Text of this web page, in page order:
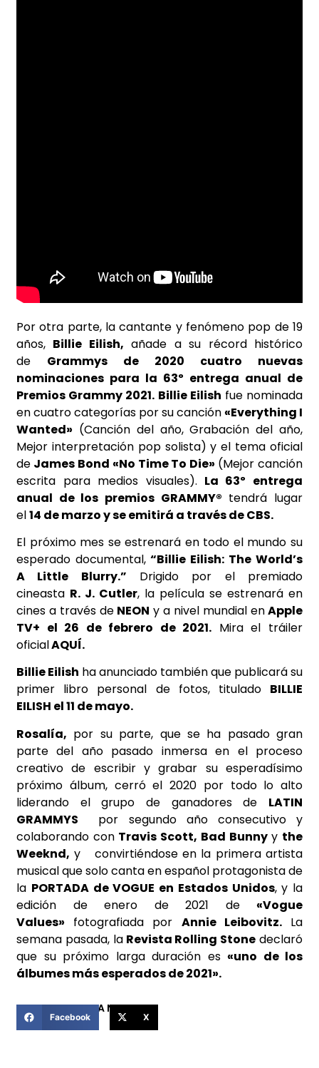
Por otra parte, la cantante y fenómeno pop de 19
años, Billie Eilish, añade a su récord histórico
de Grammys de 2020 cuatro nuevas
nominaciones para la 63º entrega anual de
Premios Grammy 2021. Billie Eilish fue nominada
en cuatro categorías por su canción «Everything I
Wanted» (Canción del año, Grabación del año,
Mejor interpretación pop solista) y el tema oficial
de James Bond «No Time To Die» (Mejor canción
escrita para medios visuales). La 63º entrega
anual de los premios GRAMMY® tendrá lugar
el14 de marzo y se emitirá a través de CBS.
El próximo mes se estrenará en todo el mundo su
esperado documental, “Billie Eilish: The World’s
A Little Blurry.” Drigido por el premiado
cineasta R. J. Cutler, la película se estrenará en
cines a través de NEON y a nivel mundial enApple
TV+ el 26 de febrero de 2021. Mira el tráiler
oficialAQUÍ.
Billie Eilish ha anunciado también que publicará su
primer libro personal de fotos, titulado BILLIE
EILISH el 11 de mayo.
Rosalía, por su parte, que se ha pasado gran
parte del año pasado inmersa en el proceso
creativo de escribir y grabar su esperadísimo
próximo álbum, cerró el 2020 por todo lo alto
liderando el grupo de ganadores de LATIN
GRAMMYS por segundo año consecutivo y
colaborando con Travis Scott, Bad Bunnyy the
Weeknd, y convirtiéndose en la primera artista
musical que solo canta en español protagonista de
la PORTADA de VOGUE en Estados Unidos, y la
edición de enero de 2021 de «Vogue
Values» fotografiada por Annie Leibovitz.La
semana pasada, laRevista Rolling Stone declaró
que su próximo larga duración es «uno de los
álbumes más esperados de 2021».
COMPARTIR ESTA NOTICIA
Facebook X